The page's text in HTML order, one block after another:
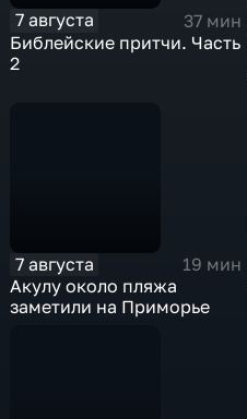
7 августа
37 мин
Библейские притчи. Часть
2
7 августа
19 мин
Акулу около пляжа
заметили на Приморье